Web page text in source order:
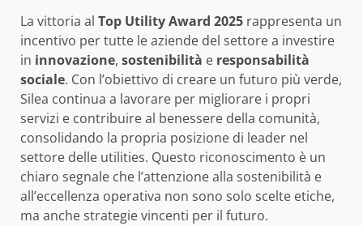
La vittoria al Top Utility Award 2025 rappresenta un
incentivo per tutte le aziende del settore a investire
in innovazione, sostenibilità e responsabilità
sociale. Con l’obiettivo di creare un futuro più verde,
Silea continua a lavorare per migliorare i propri
servizi e contribuire al benessere della comunità,
consolidando la propria posizione di leader nel
settore delle utilities. Questo riconoscimento è un
chiaro segnale che l’attenzione alla sostenibilità e
all’eccellenza operativa non sono solo scelte etiche,
ma anche strategie vincenti per il futuro.